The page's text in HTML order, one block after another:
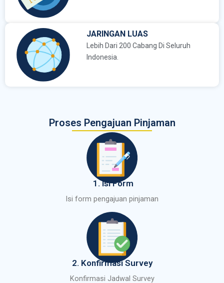
JARINGAN LUAS
Lebih Dari 200 Cabang Di Seluruh
Indonesia.
Proses Pengajuan Pinjaman
1. Isi Form
Isi form pengajuan pinjaman
2. Konfirmasi Survey
Konfirmasi Jadwal Survey